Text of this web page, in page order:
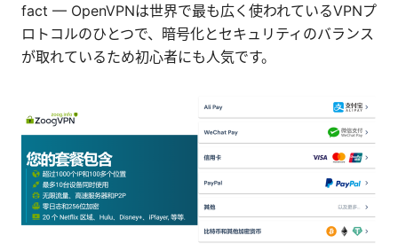
fact — OpenVPNは世界で最も広く使われているVPNプ
ロトコルのひとつで、暗号化とセキュリティのバランス
が取れているため初心者にも人気です。